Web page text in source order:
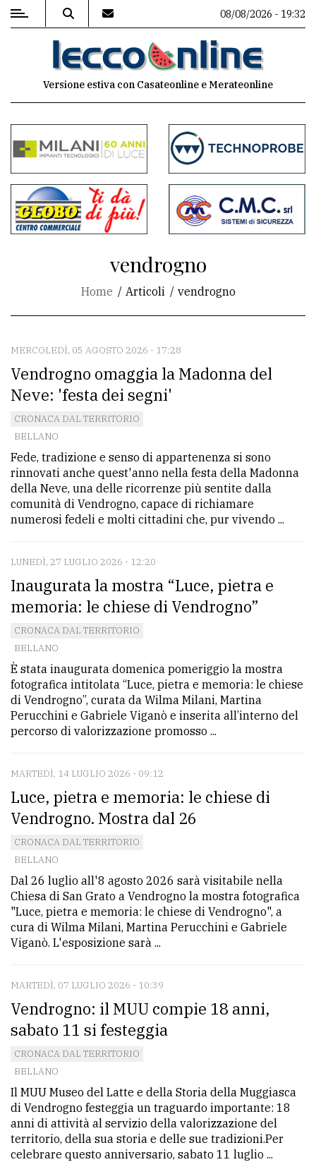
MENU
commenti
Contenuti
del
sito
CONTATTI
La
redazione
Scrivici
Per
tua
pubblicità
Cerca
per
comune
Ricerca
avanzata
LE
ALTRE
TESTATE
PRIVACY
policy
Cookie
policy
08/08/2026 - 19:32
Versione estiva con Casateonline e Merateonline
vendrogno
Home Articoli vendrogno
MERCOLEDÌ, 05 AGOSTO 2026 - 17:28
Vendrogno omaggia la Madonna del
Neve: 'festa dei segni'
CRONACA DAL TERRITORIO
BELLANO
Fede, tradizione e senso di appartenenza si sono
rinnovati anche quest'anno nella festa della Madonna
della Neve, una delle ricorrenze più sentite dalla
comunità di Vendrogno, capace di richiamare
numerosi fedeli e molti cittadini che, pur vivendo ...
LUNEDÌ, 27 LUGLIO 2026 - 12:20
Inaugurata la mostra “Luce, pietra e
memoria: le chiese di Vendrogno”
CRONACA DAL TERRITORIO
BELLANO
È stata inaugurata domenica pomeriggio la mostra
fotografica intitolata “Luce, pietra e memoria: le chiese
di Vendrogno”, curata da Wilma Milani, Martina
Perucchini e Gabriele Viganò e inserita all’interno del
percorso di valorizzazione promosso ...
MARTEDÌ, 14 LUGLIO 2026 - 09:12
Luce, pietra e memoria: le chiese di
Vendrogno. Mostra dal 26
CRONACA DAL TERRITORIO
BELLANO
Dal 26 luglio all'8 agosto 2026 sarà visitabile nella
Chiesa di San Grato a Vendrogno la mostra fotografica
"Luce, pietra e memoria: le chiese di Vendrogno", a
cura di Wilma Milani, Martina Perucchini e Gabriele
Viganò. L'esposizione sarà ...
MARTEDÌ, 07 LUGLIO 2026 - 10:39
Vendrogno: il MUU compie 18 anni,
sabato 11 si festeggia
CRONACA DAL TERRITORIO
BELLANO
Il MUU Museo del Latte e della Storia della Muggiasca
di Vendrogno festeggia un traguardo importante: 18
anni di attività al servizio della valorizzazione del
territorio, della sua storia e delle sue tradizioni.Per
celebrare questo anniversario, sabato 11 luglio ...